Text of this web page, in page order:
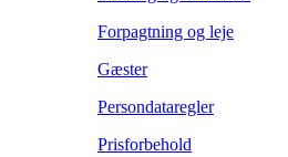
Forpagtning og leje
Gæster
Persondataregler
Prisforbehold